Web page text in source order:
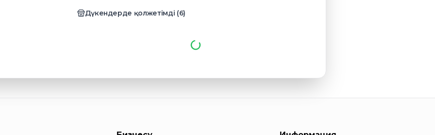
Дүкендерде қолжетімді (6)